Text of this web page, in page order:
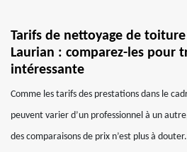
Tarifs de nettoyage de
Laurian : comparez-les pour
intéressante
Comme les tarifs des prestations dans le
peuvent varier d’un professionnel à un
des comparaisons de prix n’est plus à